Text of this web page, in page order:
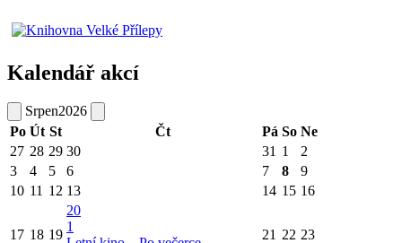
Kalendář akcí
Srpen2026
Po Út St Čt Pá So Ne
27 28 29 30 31 1
2
3
4 5 6 7 8
9
10 11 12 13 14 15 16
17 18 19
20
1
21 22 23